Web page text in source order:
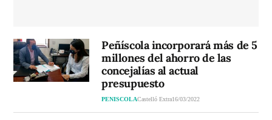
Peñíscola incorporará más de 5
millones del ahorro de las
concejalías al actual
presupuesto
PENISCOLACastelló Extra16/03/2022